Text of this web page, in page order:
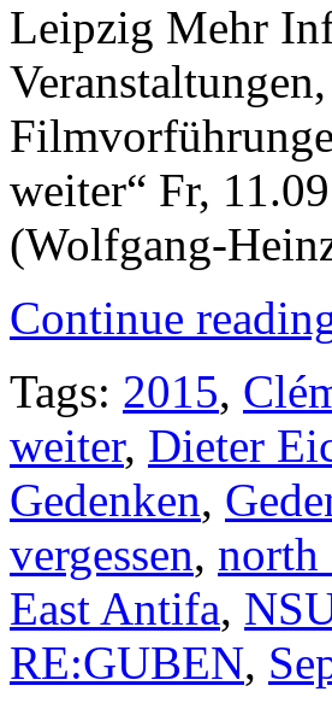
Leipzig Mehr
weiter“ Fr,
(Wolfgang-
Continue
Tags: 2015,
weiter, Dieter
Gedenken,
vergessen, north
East Antifa,
RE:GUBEN,